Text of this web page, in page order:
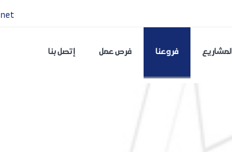
إتصل بنا فرص عمل فروعنا المشاريع